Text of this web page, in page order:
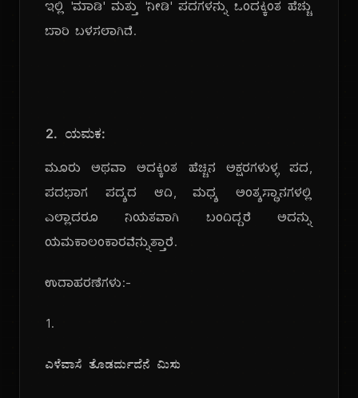
ಇಲ್ಲಿ 'ಮಾಡಿ' ಮತ್ತು 'ನೀಡಿ' ಪದಗಳನ್ನು ಒಂದಕ್ಕಿಂತ ಹೆಚ್ಚು
ಬಾರಿ ಬಳಸಲಾಗಿದೆ.
2. ಯಮಕ:
ಮೂರು ಅಥವಾ ಅದಕ್ಕಿಂತ ಹೆಚ್ಚಿನ ಅಕ್ಷರಗಳುಳ್ಳ ಪದ,
ಪದಭಾಗ ಪದ್ಯದ ಆದಿ, ಮಧ್ಯ ಅಂತ್ಯಸ್ಥಾನಗಳಲ್ಲಿ
ಎಲ್ಲಾದರೂ ನಿಯತವಾಗಿ ಬಂದಿದ್ದರೆ ಅದನ್ನು
ಯಮಕಾಲಂಕಾರವೆನ್ನುತ್ತಾರೆ.
ಉದಾಹರಣೆಗಳು:-
1.
ಎಳೆವಾಸೆ ತೊಡರ್ದುದೆನೆ ಮಿಸು